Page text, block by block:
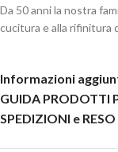
Da 50 anni la nostra
cucitura e alla rifinitura
Informazioni
GUIDA PRODOTTI
SPEDIZIONI e RESO